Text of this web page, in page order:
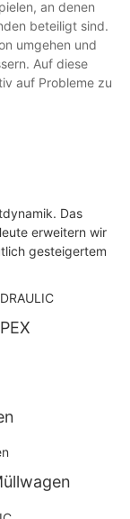
an denen
beteiligt sind.
umgehen und
Auf diese
auf Probleme zu
Das
erweitern wir
gesteigertem